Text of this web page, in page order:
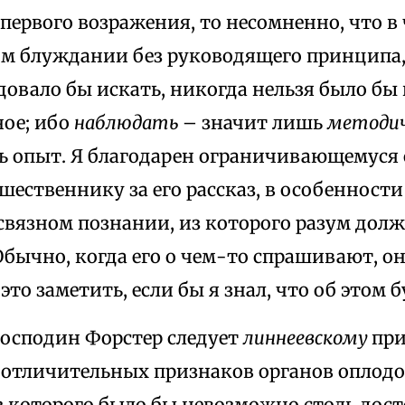
возражения, то несомненно, что в
блуждании без руководящего принципа,
бы искать, никогда нельзя было
ибо наблюдать – значит лишь
опыт. Я благодарен
за его рассказ, в
познании, из которого разум
когда его о чем-то спрашивают,
заметить, если бы я знал, что об этом
Форстер следуетлиннеевскому
признаков органов